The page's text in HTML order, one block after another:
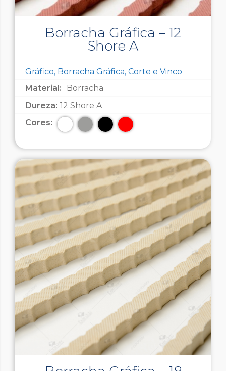
Borracha Gráfica – 12
Shore A
Gráfico, Borracha Gráfica, Corte e Vinco
Material:
Borracha
Dureza: 12 Shore A
Cores: